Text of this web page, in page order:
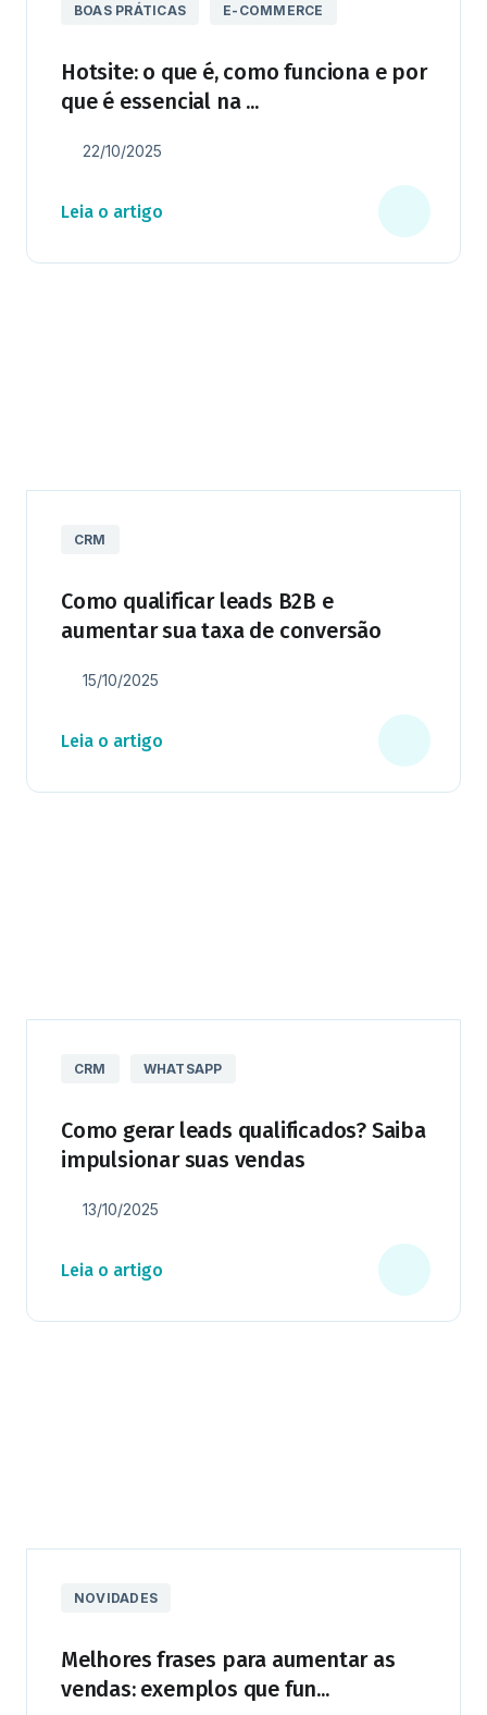
BOAS PRÁTICAS E-COMMERCE
Hotsite: o que é, como funciona e por
que é essencial na ...
22/10/2025
Leia o artigo
CRM
Como qualificar leads B2B e
aumentar sua taxa de conversão
15/10/2025
Leia o artigo
CRM WHATSAPP
Como gerar leads qualificados? Saiba
impulsionar suas vendas
13/10/2025
Leia o artigo
NOVIDADES
Melhores frases para aumentar as
vendas: exemplos que fun...